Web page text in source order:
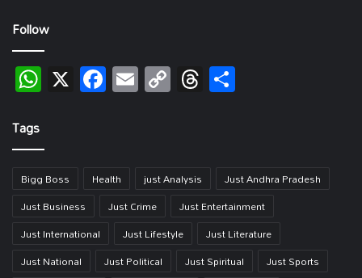
Follow
WhatsApp
X Facebook
EmailCopy
Link
Threads
Tags
Bigg Boss Health just Analysis
Just Andhra Pradesh
Just Business
Just Crime
Just Entertainment
Just International
Just Lifestyle
Just Literature
Just National
Just Political Just Spiritual
Just Sports